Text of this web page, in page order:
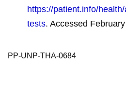
https://patient.info/
tests. Accessed
PP-UNP-THA-0684​